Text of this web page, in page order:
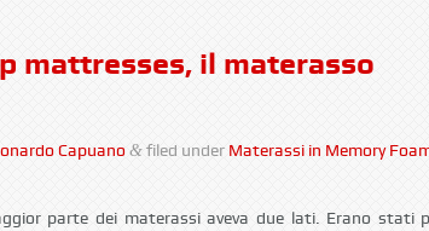
mattresses, il materasso
Capuano & filed under Materassi in Memory
parte dei materassi aveva due lati. Erano stati